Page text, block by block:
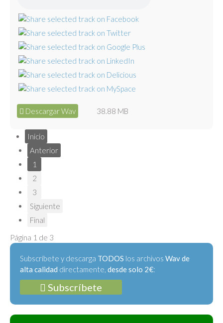
Descargar Wav 38.88 MB
Inicio
Anterior
1
2
3
Siguiente
Final
Página 1 de 3
Subscríbete y descarga TODOS los archivos Wav de
alta calidad directamente, desde solo 2€:
Subscríbete